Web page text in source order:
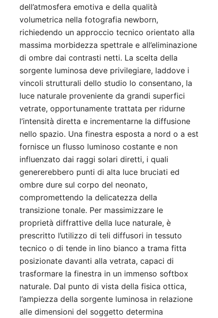
dell’atmosfera emotiva e della qualità
volumetrica nella fotografia newborn,
richiedendo un approccio tecnico orientato alla
massima morbidezza spettrale e all’eliminazione
di ombre dai contrasti netti. La scelta della
sorgente luminosa deve privilegiare, laddove i
vincoli strutturali dello studio lo consentano, la
luce naturale proveniente da grandi superfici
vetrate, opportunamente trattata per ridurne
l’intensità diretta e incrementarne la diffusione
nello spazio. Una finestra esposta a nord o a est
fornisce un flusso luminoso costante e non
influenzato dai raggi solari diretti, i quali
genererebbero punti di alta luce bruciati ed
ombre dure sul corpo del neonato,
compromettendo la delicatezza della
transizione tonale. Per massimizzare le
proprietà diffrattive della luce naturale, è
prescritto l’utilizzo di teli diffusori in tessuto
tecnico o di tende in lino bianco a trama fitta
posizionate davanti alla vetrata, capaci di
trasformare la finestra in un immenso softbox
naturale. Dal punto di vista della fisica ottica,
l’ampiezza della sorgente luminosa in relazione
alle dimensioni del soggetto determina